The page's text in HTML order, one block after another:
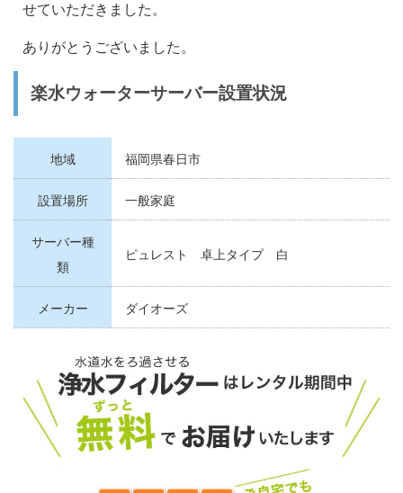
せていただきました。
ありがとうございました。
楽水ウォーターサーバー設置状況
地域 福岡県春日市
設置場所 一般家庭
サーバー種
類
ピュレスト 卓上タイプ 白
メーカー ダイオーズ